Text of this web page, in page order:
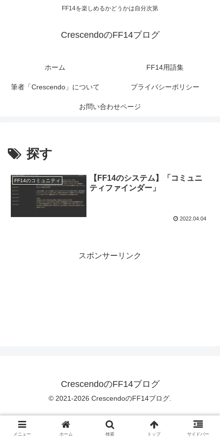
FF14を楽しめるかどうかは自分次第
CrescendoのFF14ブログ
ホーム FF14用語集
筆者「Crescendo」について プライバシーポリシー
お問い合わせページ
探す
FF14のコミュニティ
【FF14のシステム】「コミュニ
ティファインダー」
2022.04.04
スポンサーリンク
CrescendoのFF14ブログ
© 2021-2026 CrescendoのFF14ブログ.
メニュー ホーム 検索 トップ サイドバー